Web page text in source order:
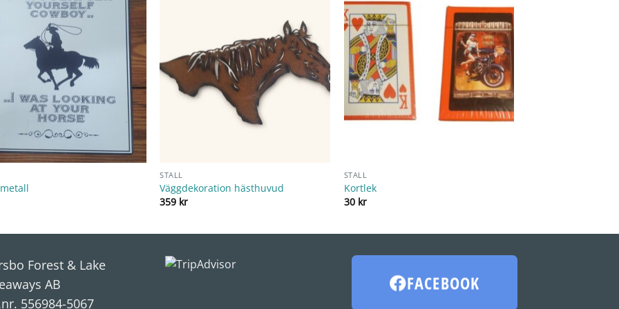
STALL
Väggdekoration hästhuvud
359 kr
STALL
Kortlek
30 kr
Forest & Lake
AB
556984-5067
FACEBOOK